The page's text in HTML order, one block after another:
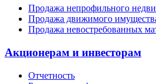
Продажа непрофильного
Продажа движимого
Продажа невостребованных
Акционерам и инвесторам
Отчетность